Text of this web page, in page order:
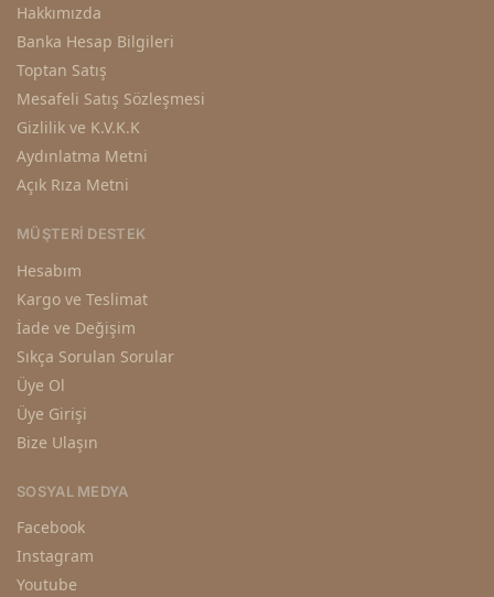
Hakkımızda
Banka Hesap Bilgileri
Toptan Satış
Mesafeli Satış Sözleşmesi
Gizlilik ve K.V.K.K
Aydınlatma Metni
Açık Rıza Metni
MÜŞTERI DESTEK
Hesabım
Kargo ve Teslimat
İade ve Değişim
Sıkça Sorulan Sorular
Üye Ol
Üye Girişi
Bize Ulaşın
SOSYAL MEDYA
Facebook
Instagram
Youtube